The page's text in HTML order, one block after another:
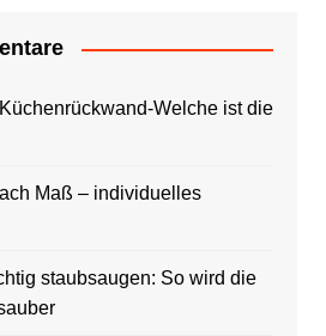
Küchenrückwand-Welche ist die
Maß – individuelles
staubsaugen: So wird die